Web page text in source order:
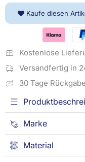
Flausch
MengeKaufe diesen
Kostenlose
Versandfertig in
30 Tage
Marke
Material